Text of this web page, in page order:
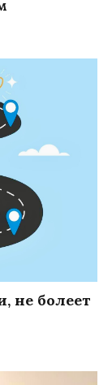
не болеет